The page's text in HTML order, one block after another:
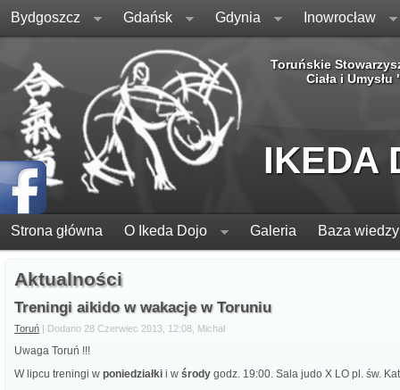
Bydgoszcz Gdańsk Gdynia Inowrocław
Toruńskie
Ciała i Umysłu
IKEDA
Strona główna O Ikeda Dojo Galeria Baza wiedzy
Aktualności
Treningi aikido w wakacje w Toruniu
Toruń | Dodano 28 Czerwiec 2013, 12:08, Michał
Uwaga Toruń !!!
W lipcu treningi w poniedziałki i w środy godz. 19:00. Sala judo X LO pl. św.